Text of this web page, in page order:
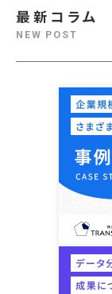
最新コラム
NEW POST